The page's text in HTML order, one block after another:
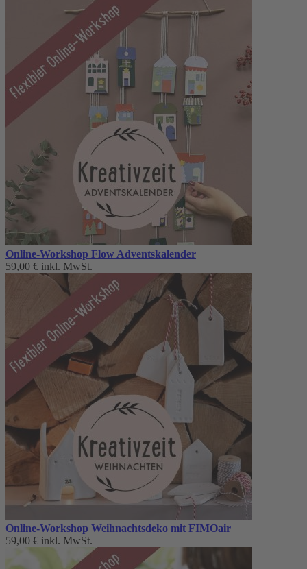
Online-Workshop Flow Adventskalender
59,00 € inkl. MwSt.
Online-Workshop Weihnachtsdeko mit FIMOair
59,00 € inkl. MwSt.